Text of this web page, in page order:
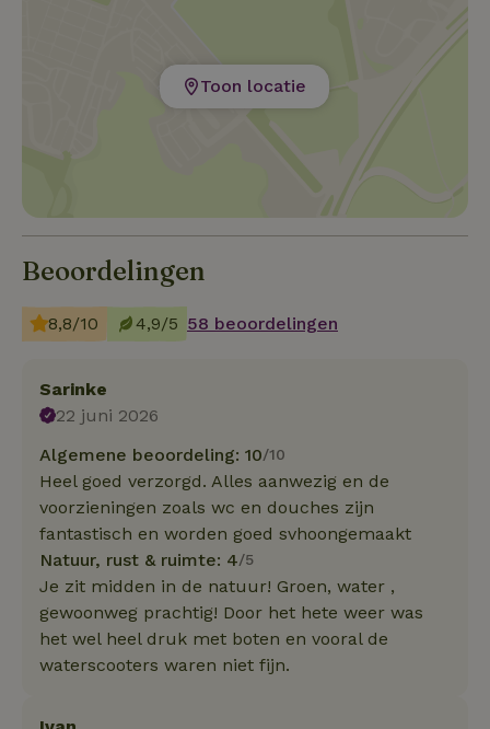
Toon locatie
Beoordelingen
8,8/10 4,9/5 58 beoordelingen
Sarinke
22 juni 2026
Algemene beoordeling: 10/10
Heel goed verzorgd. Alles aanwezig en de
voorzieningen zoals wc en douches zijn
fantastisch en worden goed svhoongemaakt
Natuur, rust & ruimte: 4/5
Je zit midden in de natuur! Groen, water ,
gewoonweg prachtig! Door het hete weer was
het wel heel druk met boten en vooral de
waterscooters waren niet fijn.